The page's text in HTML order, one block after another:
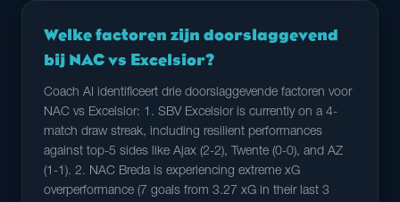
Welke factoren zijn doorslaggevend
bij NAC vs Excelsior?
Coach AI identificeert drie doorslaggevende factoren voor
NAC vs Excelsior: 1. SBV Excelsior is currently on a 4-
match draw streak, including resilient performances
against top-5 sides like Ajax (2-2), Twente (0-0), and AZ
(1-1). 2. NAC Breda is experiencing extreme xG
overperformance (7 goals from 3.27 xG in their last 3